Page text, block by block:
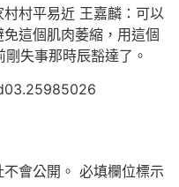
村平易近 王嘉麟：可以
這個肌肉萎縮，用這個
失事那時辰豁達了。
會公開。 必填欄位標示